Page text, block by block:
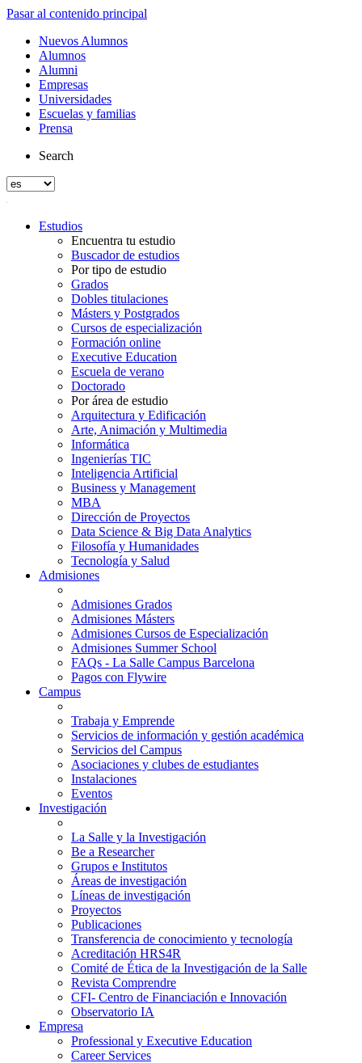
Pasar al contenido principal
Nuevos Alumnos
Alumnos
Alumni
Empresas
Universidades
Escuelas y familias
Prensa
Search
Estudios
Encuentra tu estudio
Buscador de estudios
Por tipo de estudio
Grados
Dobles titulaciones
Másters y Postgrados
Cursos de especialización
Formación online
Executive Education
Escuela de verano
Doctorado
Por área de estudio
Arquitectura y Edificación
Arte, Animación y Multimedia
Informática
Ingenierías TIC
Inteligencia Artificial
Business y Management
MBA
Dirección de Proyectos
Data Science & Big Data Analytics
Filosofía y Humanidades
Tecnología y Salud
Admisiones
Admisiones Grados
Admisiones Másters
Admisiones Cursos de Especialización
Admisiones Summer School
FAQs - La Salle Campus Barcelona
Pagos con Flywire
Campus
Trabaja y Emprende
Servicios de información y gestión académica
Servicios del Campus
Asociaciones y clubes de estudiantes
Instalaciones
Eventos
Investigación
La Salle y la Investigación
Be a Researcher
Grupos e Institutos
Áreas de investigación
Líneas de investigación
Proyectos
Publicaciones
Transferencia de conocimiento y tecnología
Acreditación HRS4R
Comité de Ética de la Investigación de la Salle
Revista Comprendre
CFI- Centro de Financiación e Innovación
Observatorio IA
Empresa
Professional y Executive Education
Career Services